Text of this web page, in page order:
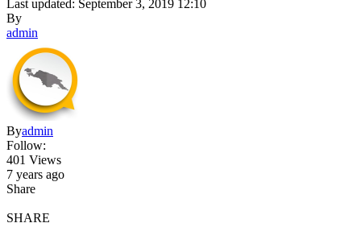
Last updated: September 3, 2019 12:10
By
admin
Byadmin
Follow:
401 Views
7 years ago
Share
SHARE